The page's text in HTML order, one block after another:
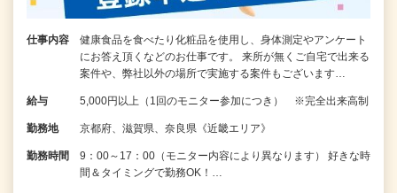
仕事内容
健康食品を食べたり化粧品を使用し、身体測定やアンケート
にお答え頂くなどのお仕事です。 来所が無くご自宅で出来る
案件や、弊社以外の場所で実施する案件もございます…
給与 5,000円以上（1回のモニター参加につき） ※完全出来高制
勤務地 京都府、滋賀県、奈良県《近畿エリア》
勤務時間
9：00～17：00（モニター内容により異なります） 好きな時
間＆タイミングで勤務OK！…